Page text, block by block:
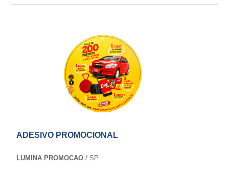
ADESIVO PROMOCIONAL
LUMINA PROMOCAO / SP